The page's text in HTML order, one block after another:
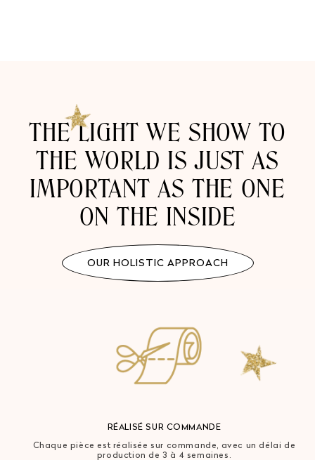
THE LIGHT WE SHOW TO
THE WORLD IS JUST AS
IMPORTANT AS THE ONE
ON THE INSIDE
OUR HOLISTIC APPROACH
RÉALISÉ SUR COMMANDE
Chaque pièce est réalisée sur commande, avec un délai de
production de 3 à 4 semaines.